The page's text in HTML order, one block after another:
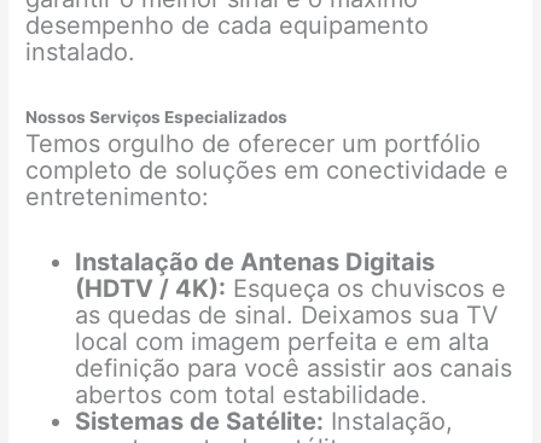
desempenho de cada equipamento
instalado.
Nossos Serviços Especializados
Temos orgulho de oferecer um portfólio
completo de soluções em conectividade e
entretenimento:
Instalação de Antenas Digitais
(HDTV / 4K): Esqueça os chuviscos e
as quedas de sinal. Deixamos sua TV
local com imagem perfeita e em alta
definição para você assistir aos canais
abertos com total estabilidade.
Sistemas de Satélite: Instalação,